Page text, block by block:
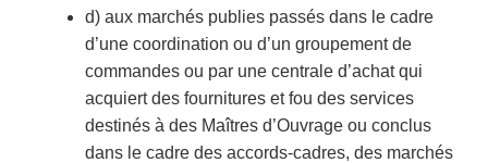
d) aux marchés publies passés dans le cadre
d’une coordination ou d’un groupement de
commandes ou par une centrale d’achat qui
acquiert des fournitures et fou des services
destinés à des Maîtres d’Ouvrage ou conclus
dans le cadre des accords-cadres, des marchés